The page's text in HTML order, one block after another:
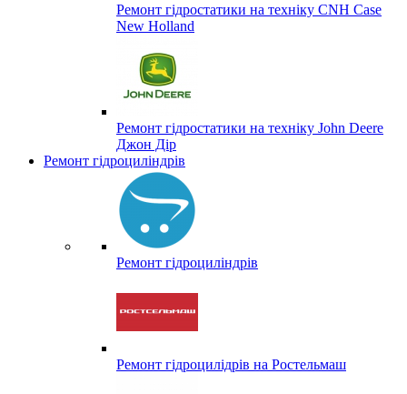
Ремонт гідростатики на техніку CNH Case
New Holland
Ремонт гідростатики на техніку John Deere
Джон Дір
Ремонт гідроциліндрів
Ремонт гідроциліндрів
Ремонт гідроцилідрів на Ростельмаш